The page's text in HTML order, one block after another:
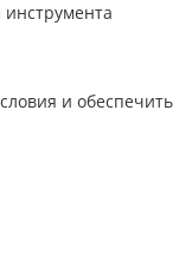
инструмента
и обеспечить